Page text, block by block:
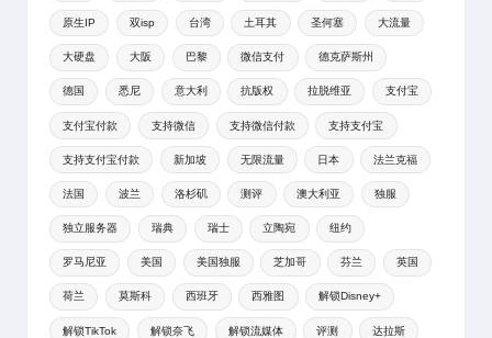
原生IP 双isp 台湾 土耳其 圣何塞 大流量
大硬盘 大阪 巴黎 微信支付 德克萨斯州
德国 悉尼 意大利 抗版权 拉脱维亚 支付宝
支付宝付款 支持微信 支持微信付款 支持支付宝
支持支付宝付款 新加坡 无限流量 日本 法兰克福
法国 波兰 洛杉矶 测评 澳大利亚 独服
独立服务器 瑞典 瑞士 立陶宛 纽约
罗马尼亚 美国 美国独服 芝加哥 芬兰 英国
荷兰 莫斯科 西班牙 西雅图 解锁Disney+
解锁TikTok 解锁奈飞 解锁流媒体 评测 达拉斯